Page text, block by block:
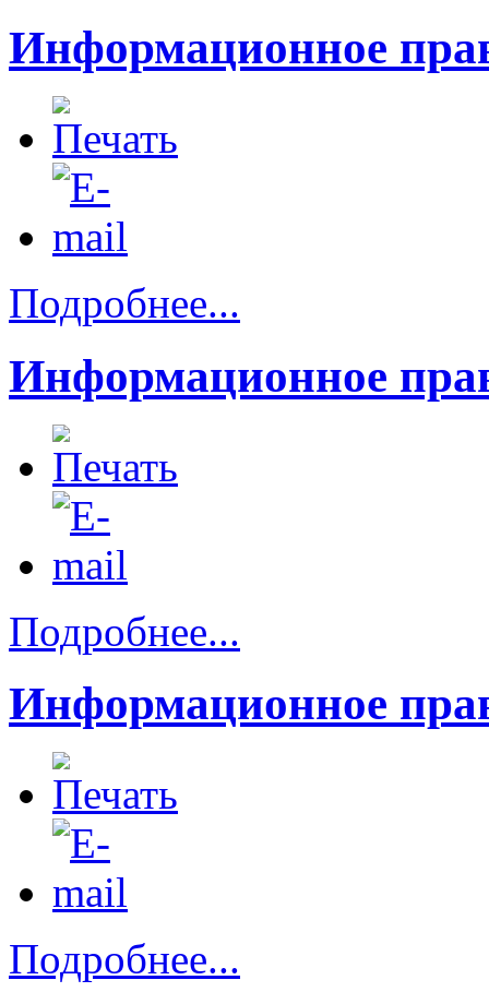
Информационное
Подробнее...
Информационное
Подробнее...
Информационное
Подробнее...